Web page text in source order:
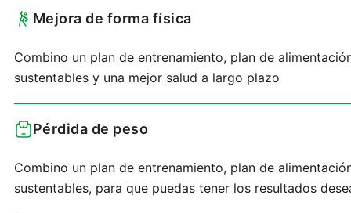
Mejora de forma física
Combino un plan de entrenamiento, plan de
sustentables y una mejor salud a largo plazo
Pérdida de peso
Combino un plan de entrenamiento, plan de
sustentables, para que puedas tener los resultados